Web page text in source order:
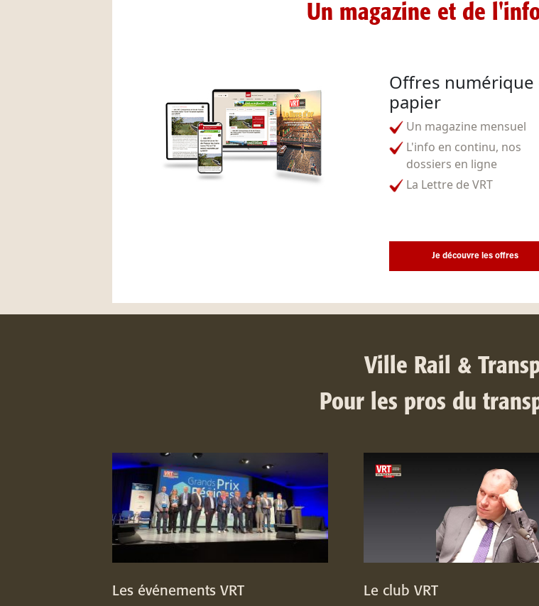
Un magazine et de
Offres numérique
papier
Un magazine mensuel
L'info en continu, nos
dossiers en ligne
La Lettre de VRT
Je découvre les offres
Ville Rail &
Pour les pros du
Les événements VRT Le club VRT